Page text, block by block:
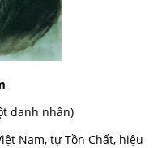
danh nhân)
Nam, tự Tồn Chất, hiệu